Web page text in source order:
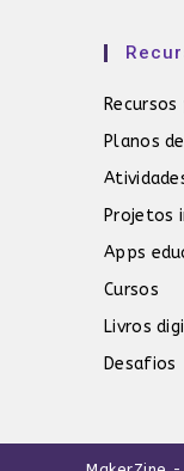
Planos
Projetos
Apps
Cursos
Livros
Desafios